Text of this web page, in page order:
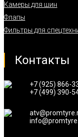
Камеры для шин
Флапы
Фильтры для
Контакты
+7 (925) 866-
+7 (499) 390-